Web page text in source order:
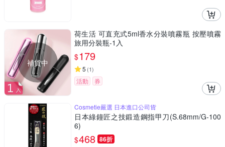
補貨中
荷生活 可直充式5ml香水分裝噴霧瓶 按壓噴霧
旅用分裝瓶-1入
$179
5 (1)
活動 券
Cosmetie嚴選 日本進口公司貨
日本綠鐘匠之技鍛造鋼指甲刀(S.68mm/G-100
6)
$468 86折